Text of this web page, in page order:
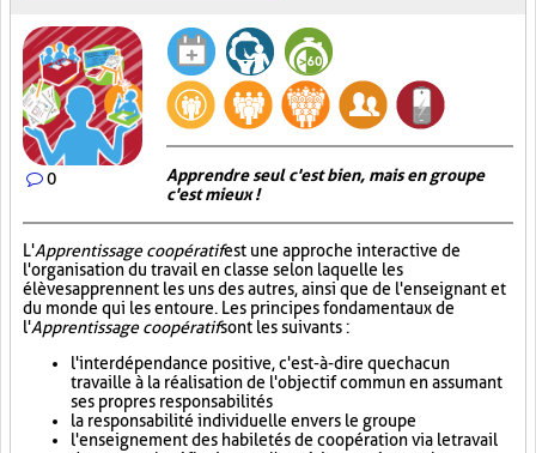
0
Apprendre seul c'est bien, mais en groupe
c'est mieux !
L'Apprentissage coopératifest une approche interactive de
l'organisation du travail en classe selon laquelle les
élèves apprennent les uns des autres, ainsi que de l'enseignant et
du monde qui les entoure. Les principes fondamentaux de
l'Apprentissage coopératifsont les suivants :
l'interdépendance positive, c'est-à-dire que chacun
travaille à la réalisation de l'objectif commun en assumant
ses propres responsabilités
la responsabilité individuelle envers le groupe
l'enseignement des habiletés de coopération via le travail